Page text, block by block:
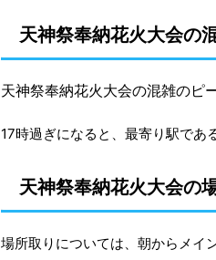
天神祭奉納花火大会の
天神祭奉納花火大会の混雑のピ
17時過ぎになると、最寄り駅であ
天神祭奉納花火大会の
場所取りについては、朝からメイ